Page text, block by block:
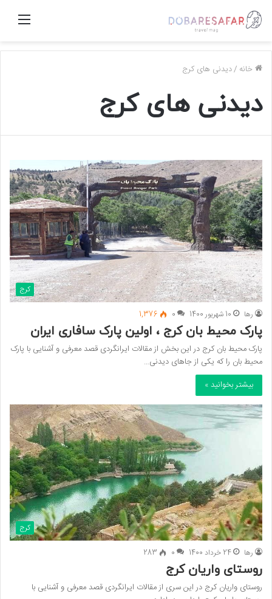
منو
خانه /دیدنی های کرج
دیدنی های کرج
کرج
رها 10 شهریور 1400 0
1,376
پارک محیط بان کرج ، اولین پارک سافاری ایران
پارک محیط بان کرج در این بخش از مقالات ایرانگردی قصد معرفی و آشنایی با پارک
محیط بان را که یکی از جاهای دیدنی…
بیشتر بخوانید »
کرج
رها 24 خرداد 1400 0
283
روستای واریان کرج
روستای واریان کرج در این سری از مقالات ایرانگردی قصد معرفی و آشنایی با